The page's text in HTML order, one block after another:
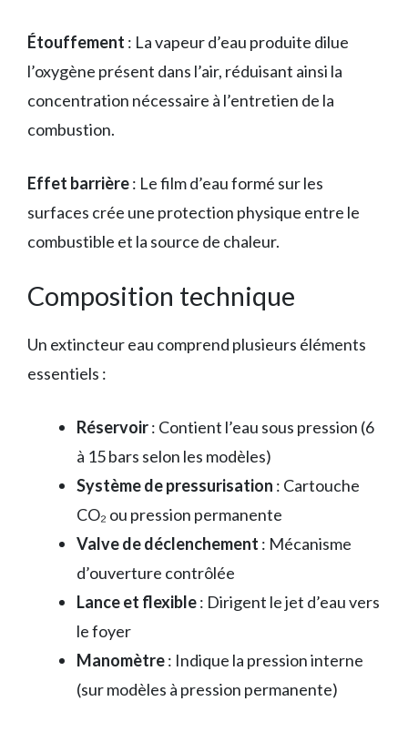
Étouffement : La vapeur d’eau produite dilue
l’oxygène présent dans l’air, réduisant ainsi la
concentration nécessaire à l’entretien de la
combustion.
Effet barrière: Le film d’eau formé sur les
surfaces crée une protection physique entre le
combustible et la source de chaleur.
Composition technique
Un extincteur eau comprend plusieurs éléments
essentiels :
Réservoir: Contient l’eau sous pression (6
à 15 bars selon les modèles)
Système de pressurisation : Cartouche
CO₂ ou pression permanente
Valve de déclenchement : Mécanisme
d’ouverture contrôlée
Lance et flexible: Dirigent le jet d’eau vers
le foyer
Manomètre: Indique la pression interne
(sur modèles à pression permanente)